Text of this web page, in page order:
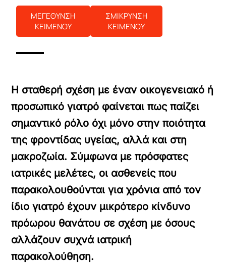
ΜΕΓΕΘΥΝΣΗ
ΚΕΙΜΕΝΟΥ
ΣΜΙΚΡΥΝΣΗ
ΚΕΙΜΕΝΟΥ
Η σταθερή σχέση με έναν οικογενειακό ή
προσωπικό γιατρό φαίνεται πως παίζει
σημαντικό ρόλο όχι μόνο στην ποιότητα
της φροντίδας υγείας, αλλά και στη
μακροζωία. Σύμφωνα με πρόσφατες
ιατρικές μελέτες, οι ασθενείς που
παρακολουθούνται για χρόνια από τον
ίδιο γιατρό έχουν μικρότερο κίνδυνο
πρόωρου θανάτου σε σχέση με όσους
αλλάζουν συχνά ιατρική
παρακολούθηση.